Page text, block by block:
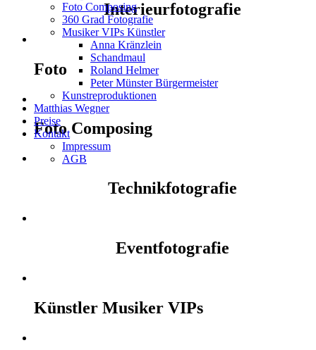
Foto Composing
360 Grad Fotografie
Musiker VIPs Künstler
Anna Kränzlein
Schandmaul
Roland Helmer
Peter Münster Bürgermeister
Kunstreproduktionen
Matthias Wegner
Preise
Kontakt
Impressum
AGB
Interieurfotografie
Foto
Foto Composing
Technikfotografie
Eventfotografie
Künstler Musiker VIPs